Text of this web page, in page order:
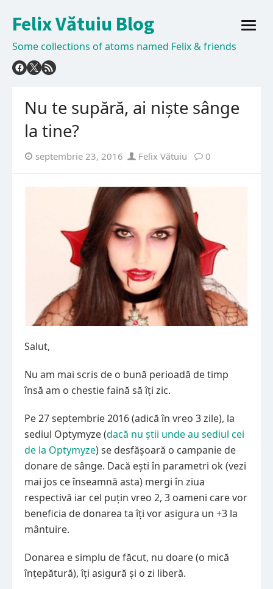
to
Felix Vătuiu Blog
Some collections of atoms named Felix & friends
open
Nu te supără, ai niște sânge
la tine?
Posted
septembrie 23, 2016 Author
Felix Vătuiu 0
Salut,
Nu am mai scris de o bună perioadă de timp
însă am o chestie faină să îți zic.
Pe 27 septembrie 2016 (adică în vreo 3 zile), la
sediul Optymyze (dacă nu știi unde au sediul cei
de la Optymyze) se desfășoară o campanie de
donare de sânge. Dacă ești în parametri ok (vezi
mai jos ce înseamnă asta) mergi în ziua
respectivă iar cel puțin vreo 2, 3 oameni care vor
beneficia de donarea ta îți vor asigura un +3 la
mântuire.
Donarea e simplu de făcut, nu doare (o mică
înțepătură), îți asigură și o zi liberă.